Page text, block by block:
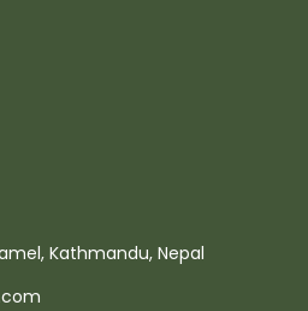
Kathmandu, Nepal